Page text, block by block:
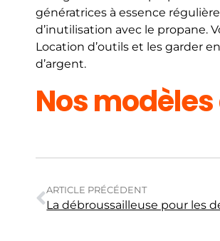
génératrices à essence
d’inutilisation avec le propane.
Location d’outils et les garder
d’argent.
Nos
ARTICLE PRÉCÉDENT
La débroussailleuse pour les